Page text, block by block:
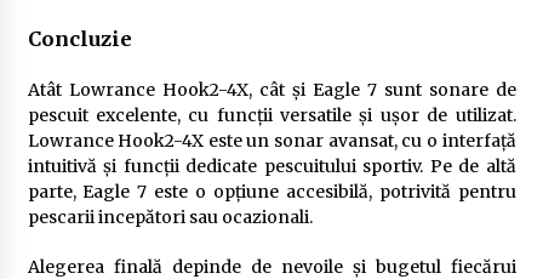
Concluzie
Atât Lowrance Hook2-4X, cât și Eagle 7 sunt sonare de
pescuit excelente, cu funcții versatile și ușor de utilizat.
Lowrance Hook2-4X este un sonar avansat, cu o interfață
intuitivă și funcții dedicate pescuitului sportiv. Pe de altă
parte, Eagle 7 este o opțiune accesibilă, potrivită pentru
pescarii incepători sau ocazionali.
Alegerea finală depinde de nevoile și bugetul fiecărui